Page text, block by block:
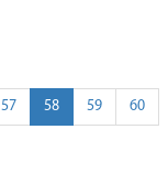
57 58 59 60